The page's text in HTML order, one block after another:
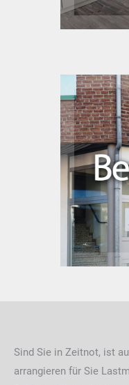
Sind Sie in Zeitnot, ist
arrangieren für Sie